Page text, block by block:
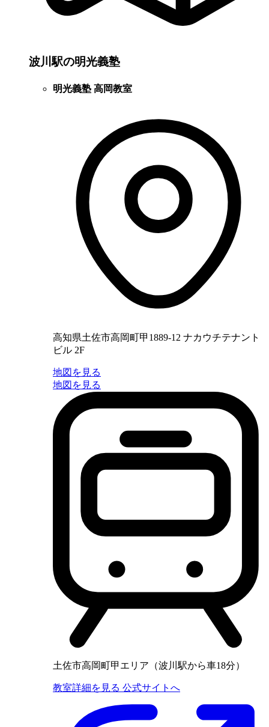
波川駅の明光義塾
明光義塾 高岡教室
高知県土佐市高岡町甲1889-12 ナカウチテナント
ビル 2F
地図を見る
地図を見る
土佐市高岡町甲エリア（波川駅から車18分）
教室詳細を見る 公式サイトへ